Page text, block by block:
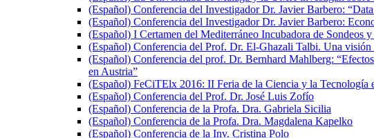
(Español) Conferencia del Investigador Dr. Javier Barbero:
(Español) Conferencia del Investigador Dr. Javier Barbero:
(Español) I Certamen del Mediterráneo Incubadora de Sondeos
(Español) Conferencia del Prof. Dr. El-Ghazali Talbi. Una
(Español) Conferencia del prof. Dr. Bernhard Mahlberg:
en Austria”
(Español) FeCiTElx 2016: II Feria de la Ciencia y la Tecnología
(Español) Conferencia del Prof. Dr. José Luis Zofío
(Español) Conferencia de la Profa. Dra. Gabriela Sicilia
(Español) Conferencia de la Profa. Dra. Magdalena Kapelko
(Español) Conferencia de la Inv. Cristina Polo